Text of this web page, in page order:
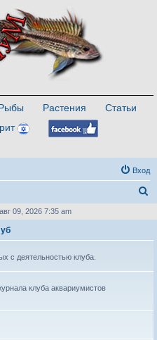
Растения
Статьи
Вход
с
09, 2026 7:35 am
с деятельностью клуба.
клуба аквариумистов